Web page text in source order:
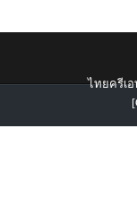
ไทยครีเอ
[